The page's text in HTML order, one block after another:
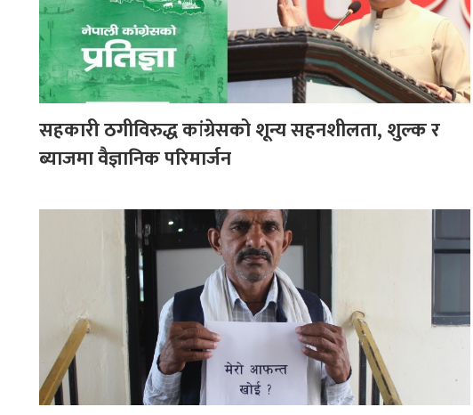
सहकारी ठगीविरुद्ध कांग्रेसको शून्य सहनशीलता, शुल्क र
ब्याजमा वैज्ञानिक परिमार्जन